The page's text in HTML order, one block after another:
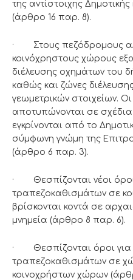
της αντίστοιχης
(άρθρο 16 παρ. 8).
· Στους πεζόδρομους
κοινόχρηστους χώρους
διέλευσης οχημάτων του
καθώς και ζώνες
γεωμετρικών στοιχείων.
αποτυπώνονται σε σχέδια
εγκρίνονται από το
σύμφωνη γνώμη της
(άρθρο 6 παρ. 3).
· Θεσπίζονται νέοι
τραπεζοκαθισμάτων σε
βρίσκονται κοντά σε
μνημεία (άρθρο 8 παρ. 6).
· Θεσπίζονται όροι για
τραπεζοκαθισμάτων σε
κοινοχρήστων χώρων